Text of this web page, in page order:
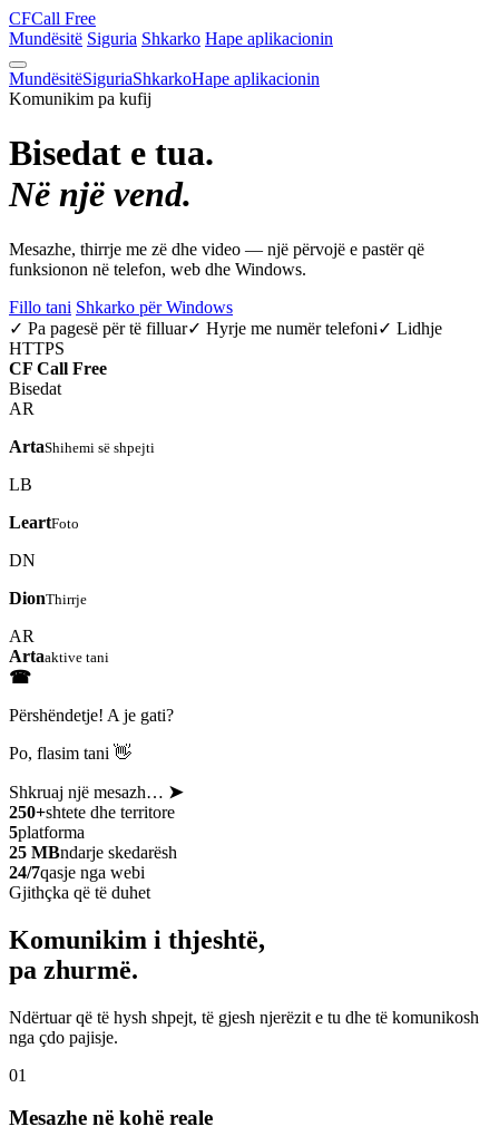
CFCall Free
Mundësitë Siguria Shkarko Hape aplikacionin
MundësitëSiguriaShkarkoHape aplikacionin
Komunikim pa kufij
Bisedat e tua.
Në një vend.
Mesazhe, thirrje me zë dhe video — një përvojë e pastër që
funksionon në telefon, web dhe Windows.
Fillo tani Shkarko për Windows
✓ Pa pagesë për të filluar✓ Hyrje me numër telefoni✓ Lidhje
HTTPS
CF Call Free
Bisedat
AR
ArtaShihemi së shpejti
LB
LeartFoto
DN
DionThirrje
AR
Artaaktive tani
☎
Përshëndetje! A je gati?
Po, flasim tani 👋
Shkruaj një mesazh… ➤
250+shtete dhe territore
5platforma
25 MBndarje skedarësh
24/7qasje nga webi
Gjithçka që të duhet
Komunikim i thjeshtë,
pa zhurmë.
Ndërtuar që të hysh shpejt, të gjesh njerëzit e tu dhe të komunikosh
nga çdo pajisje.
01
Mesazhe në kohë reale